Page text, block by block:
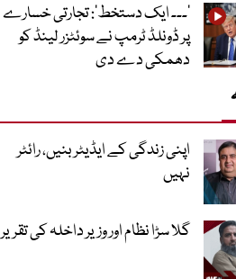
’۔۔۔ ایک دستخط‘: تجارتی خسارے
پر ڈونلڈ ٹرمپ نے سوئٹزر لینڈ کو
دھمکی دے دی
اپنی زندگی کے ایڈیٹر بنیں، رائٹر
نہیں
گلا سڑا نظام اور وزیر داخلہ کی تقریر